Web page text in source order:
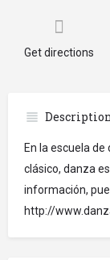
Get directions
En la escuela
clásico, danza
información,
http://